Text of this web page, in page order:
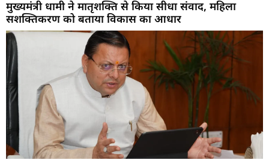
मुख्यमंत्री धामी ने मातृशक्ति से किया सीधा संवाद, महिला
सशक्तिकरण को बताया विकास का आधार